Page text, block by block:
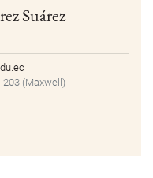
Suárez
203 (Maxwell)